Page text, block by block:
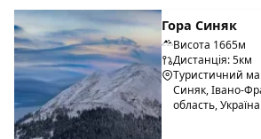
Гора Синяк
Висота 1665м
Дистанція: 5км
Туристичний
Синяк, Івано-
область, Україна